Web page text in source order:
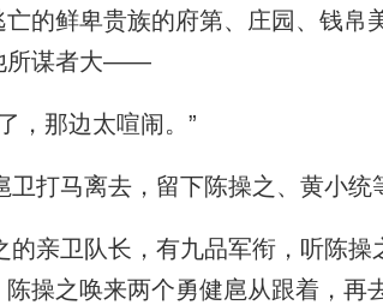
的鲜卑贵族的府第、庄园、钱帛
所谋者大——
，那边太喧闹。”
打马离去，留下陈操之、黄小统
亲卫队长，有九品军衔，听陈操
操之唤来两个勇健扈从跟着，再